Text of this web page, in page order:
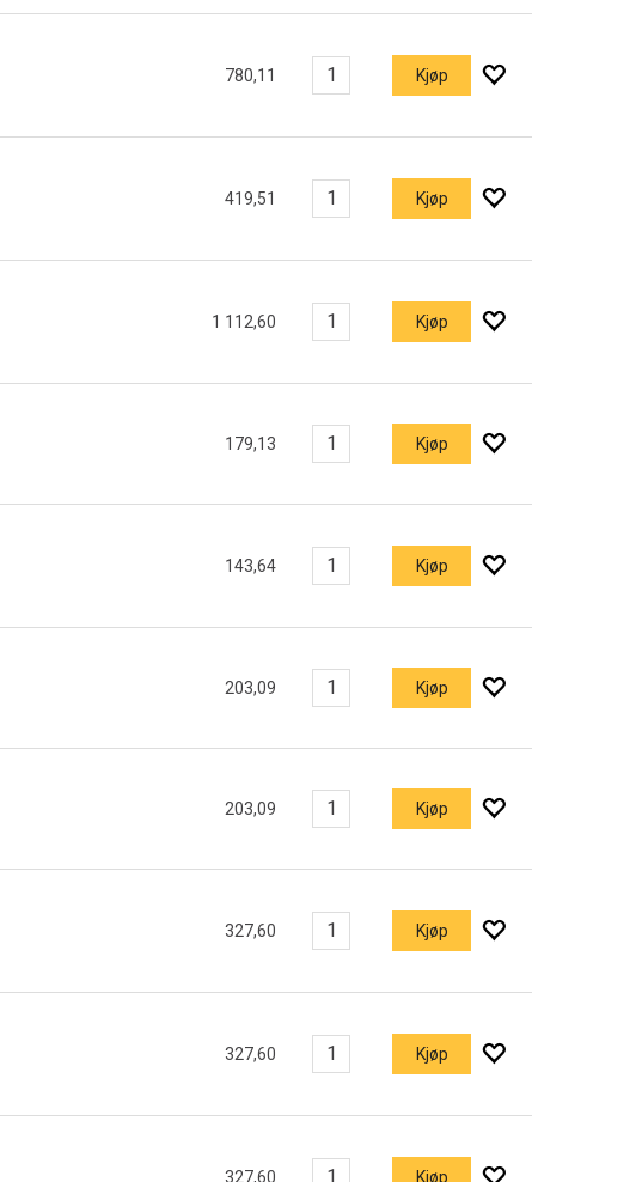
780,11 Kjøp
419,51 Kjøp
1 112,60 Kjøp
179,13 Kjøp
143,64 Kjøp
203,09 Kjøp
203,09 Kjøp
327,60 Kjøp
327,60 Kjøp
327,60 Kjøp